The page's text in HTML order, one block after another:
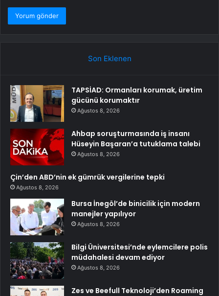
Son Eklenen
TAPSİAD: Ormanları korumak, üretim
gücünü korumaktır
Ağustos 8, 2026
Ahbap soruşturmasında iş insanı
Hüseyin Başaran’a tutuklama talebi
Ağustos 8, 2026
Çin’den ABD’nin ek gümrük vergilerine tepki
Ağustos 8, 2026
Bursa İnegöl’de binicilik için modern
manejler yapılıyor
Ağustos 8, 2026
Bilgi Üniversitesi’nde eylemcilere polis
müdahalesi devam ediyor
Ağustos 8, 2026
Zes ve Beefull Teknoloji’den Roaming